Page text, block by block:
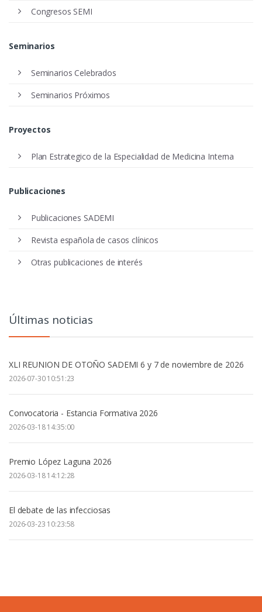
Congresos SEMI
Seminarios
Seminarios Celebrados
Seminarios Próximos
Proyectos
Plan Estrategico de la Especialidad de Medicina Interna
Publicaciones
Publicaciones SADEMI
Revista española de casos clínicos
Otras publicaciones de interés
Últimas noticias
XLI REUNION DE OTOÑO SADEMI 6 y 7 de noviembre de 2026
2026-07-30 10:51:23
Convocatoria - Estancia Formativa 2026
2026-03-18 14:35:00
Premio López Laguna 2026
2026-03-18 14:12:28
El debate de las infecciosas
2026-03-23 10:23:58